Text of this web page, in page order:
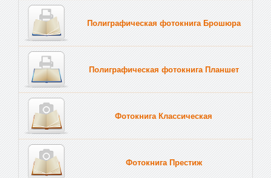
Полиграфическая фотокнига Брошюра
Полиграфическая фотокнига Планшет
Фотокнига Классическая
Фотокнига Престиж